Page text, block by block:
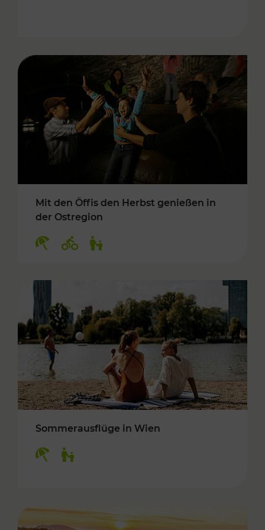
Mit den Öffis den Herbst genießen in
der Ostregion
Sommerausflüge in Wien